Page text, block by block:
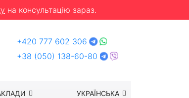
на консультацію зараз.
+420 777 602 306
+38 (050) 138-60-80
УКРАЇНСЬКА